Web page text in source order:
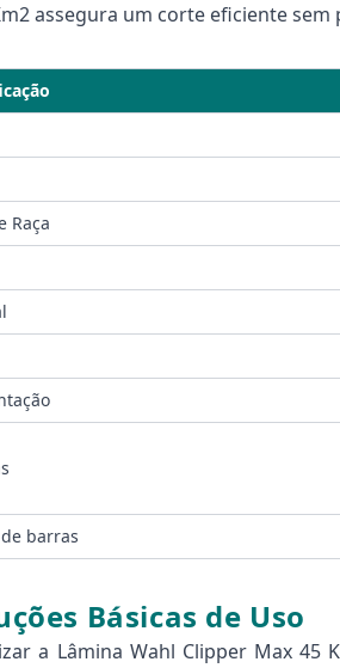
assegura um corte eficiente
Raça
barras
Básicas de Uso
a Lâmina Wahl Clipper Max 45